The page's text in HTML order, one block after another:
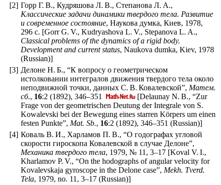
[2] Горр Г. В., Кудряшова Л. В., Степанова Л. А.,
Классические задачи динамики твердого тела. Развитие
и современное состояние, Наукова думка, Киев, 1978,
296 с. [Gorr G. V., Kudryashova L. V., Stepanova L. A.,
Classical problems of the dynamics of a rigid body.
Development and current status, Naukova dumka, Kiev, 1978
(Russian)]
[3] Делоне Н. Б., “К вопросу о геометрическом
истолковании интегралов движения твердого тела около
неподвижной точки, данных С. В. Ковалевской”, Матем.
сб., 16:2 (1892), 346–351
[Delaunay N. B., “Zur
Frage von der geometrischen Deutung der Integrale von S.
Kowalevski bei der Bewegung eines starren Körpers um einen
festen Punkte”, Mat. Sb., 16:2 (1892), 346–351 (Russian)]
[4] Коваль В. И., Харламов П. В., “О годографах угловой
скорости гироскопа Ковалевской в случае Делоне”,
Механика твердого тела, 1979, № 11, 3–17 [Koval V. I.,
Kharlamov P. V., “On the hodographs of angular velocity for
Kovalevskaja gyroscope in the Delone case”, Mekh. Tverd.
Tela, 1979, no. 11, 3–17 (Russian)]